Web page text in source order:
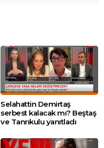
Selahattin Demirtaş
serbest kalacak mı? Beştaş
ve Tanrıkulu yanıtladı